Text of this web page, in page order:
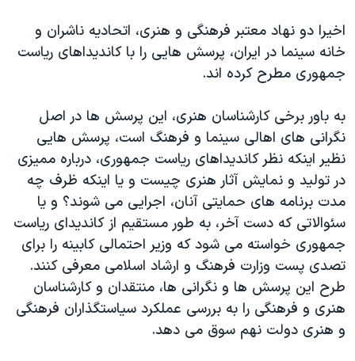
حقوق شهروندی
اسرائیل در جنگ
گالری عکس
آرشیو پخش زنده
انتخابات ریاست جمهوری آمریکا ۲۰۲۴
حمله جمهوری اسلامی به اسرائیل
ورزش زنان در ایران
اعتراضات زن، زندگی، آزادی
مجموعه مستندهای دادخواهی
تریبونال مردمی آبان ۹۸
دادگاه حمید نوری
چهل سال گروگان‌گیری
قانون شفافیت دارائی کادر رهبری ایران
اعتراضات مردمی آبان ۹۸
زبانهای مختلف
اخیرا دو نهاد معتبر فرهنگی و هنری، اتحادیه ناشران و
خانه سینما در ایران، پرسش هایی را با کاندیداهای ریاست
جمهوری مطرح کرده اند.
به باور برخی کارشناسان هنری، این پرسش ها در اصل
نگرانی های اهالی سینما و فرهنگ است، پرسش هایی
نظیر اینکه نظر کاندیداهای ریاست جمهوری، درباره ممیزی
در تولید و نمایش آثار هنری چیست و یا اینکه ظرف چه
مدت برنامه های حمایتی آنان، اجرایی می شوند؟ و یا
سئوالاتی که دست آخر، به طور مستقیم از کاندیدای ریاست
جمهوری خواسته می شود که وزیر احتمالی کابینه را برای
تصدی پست وزارت فرهنگ و ارشاد اسلامی معرفی کنند.
طرح این پرسش ها و نگرانی ها، منتقدان و کارشناسان
هنری و فرهنگی را به بررسی عملکرد سیاستگذاران فرهنگی
و هنری دولت نهم سوق می دهد.